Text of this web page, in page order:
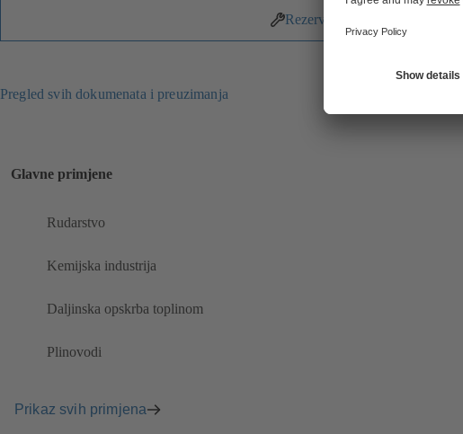
Rezervni dijelovi
Pregled svih dokumenata i preuzimanja
Glavne primjene
Rudarstvo
Kemijska industrija
Daljinska opskrba toplinom
Plinovodi
Prikaz svih primjena